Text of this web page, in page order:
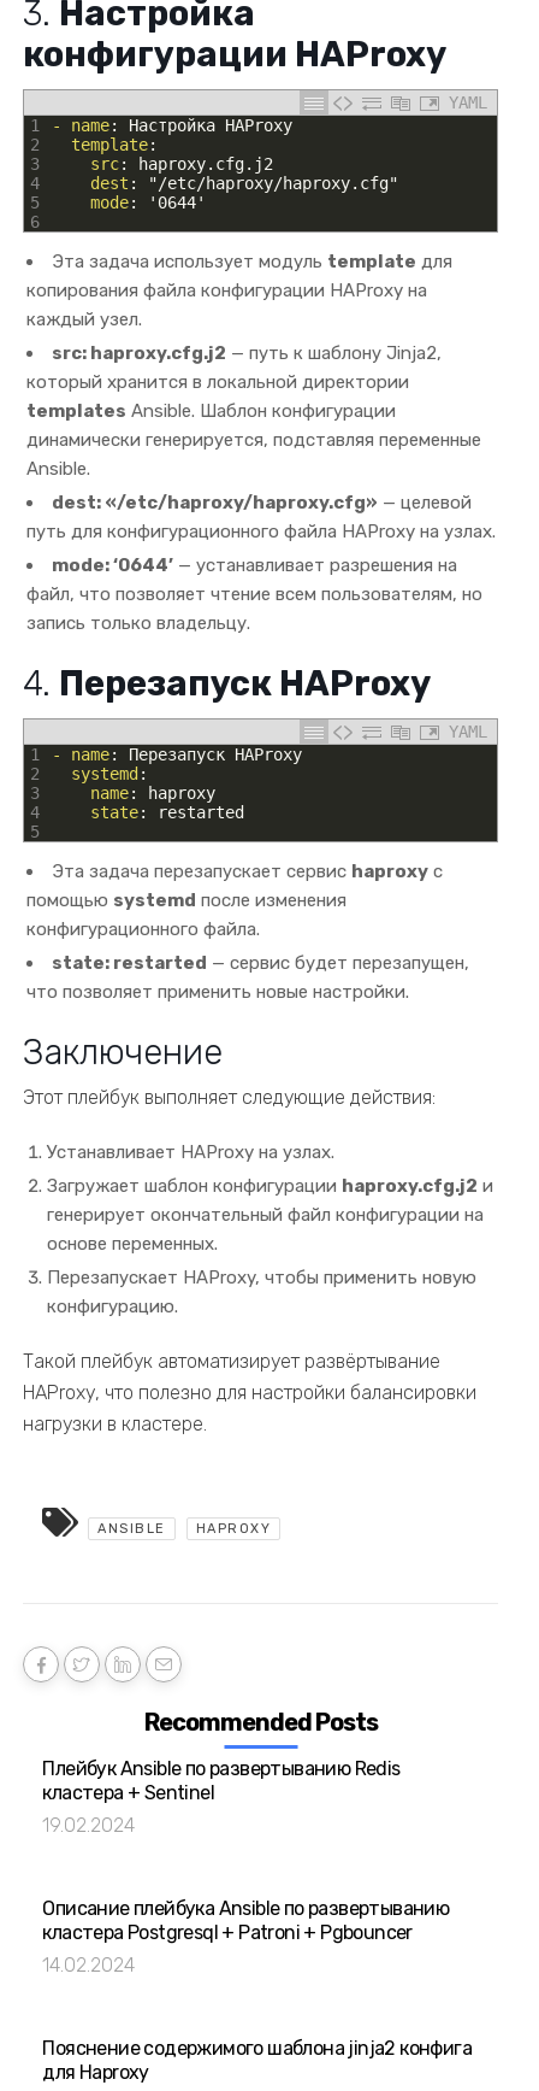
3. Настройка
конфигурации HAProxy
YAML
1
2
3
4
5
6
- name: Настройка HAProxy
template:
src: haproxy.cfg.j2
dest : "/etc/haproxy/haproxy.cfg"
mode: '0644'
Эта задача использует модуль template для
копирования файла конфигурации HAProxy на
каждый узел.
src: haproxy.cfg.j2 — путь к шаблону Jinja2,
который хранится в локальной директории
templates Ansible. Шаблон конфигурации
динамически генерируется, подставляя переменные
Ansible.
dest: «/etc/haproxy/haproxy.cfg» — целевой
путь для конфигурационного файла HAProxy на узлах.
mode: ‘0644’ — устанавливает разрешения на
файл, что позволяет чтение всем пользователям, но
запись только владельцу.
4. Перезапуск HAProxy
YAML
1
2
3
4
5
- name: Перезапуск HAProxy
systemd :
name: haproxy
state: restarted
Эта задача перезапускает сервис haproxy с
помощью systemd после изменения
конфигурационного файла.
state: restarted — сервис будет перезапущен,
что позволяет применить новые настройки.
Заключение
Этот плейбук выполняет следующие действия:
Устанавливает HAProxy на узлах.
Загружает шаблон конфигурации haproxy.cfg.j2 и
генерирует окончательный файл конфигурации на
основе переменных.
Перезапускает HAProxy, чтобы применить новую
конфигурацию.
Такой плейбук автоматизирует развёртывание
HAProxy, что полезно для настройки балансировки
нагрузки в кластере.
ANSIBLE HAPROXY
Recommended Posts
Плейбук Ansible по развертыванию Redis
кластера + Sentinel
19.02.2024
Описание плейбука Ansible по развертыванию
кластера Postgresql + Patroni + Pgbouncer
14.02.2024
Пояснение содержимого шаблона jinja2 конфига
для Haproxy